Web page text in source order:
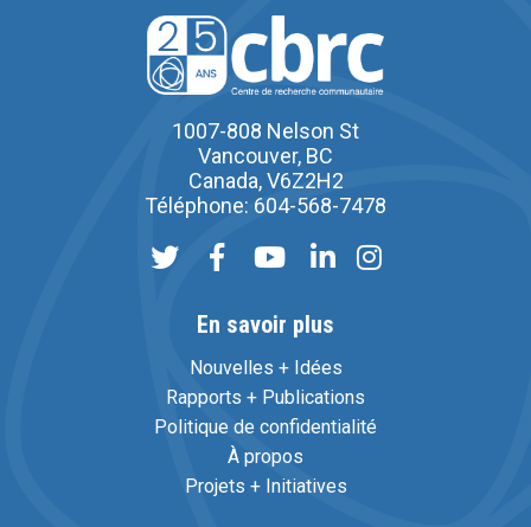
1007-808 Nelson St
Vancouver, BC
Canada, V6Z2H2
Téléphone: 604-568-7478
En savoir plus
Nouvelles + Idées
Rapports + Publications
Politique de confidentialité
À propos
Projets + Initiatives